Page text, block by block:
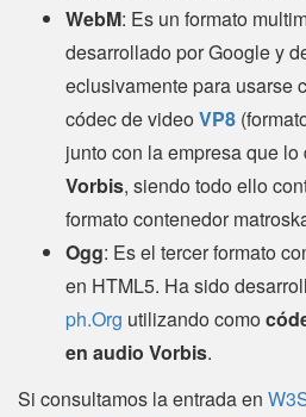
WebM: Es un formato
desarrollado por Google y
eclusivamente para usarse
códec de video VP8
junto con la empresa que
Vorbis, siendo todo ello
formato contenedor
Ogg: Es el tercer formato
en HTML5. Ha sido
ph.Org utilizando como
en audio Vorbis.
Si consultamos la entrada en